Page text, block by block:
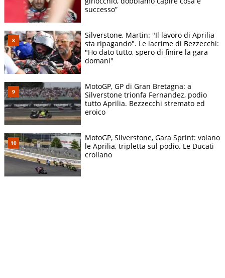
successo”
Silverstone, Martin: "Il lavoro di Aprilia
sta ripagando". Le lacrime di Bezzecchi:
"Ho dato tutto, spero di finire la gara
domani"
MotoGP, GP di Gran Bretagna: a
Silverstone trionfa Fernandez, podio
tutto Aprilia. Bezzecchi stremato ed
eroico
MotoGP, Silverstone, Gara Sprint: volano
le Aprilia, tripletta sul podio. Le Ducati
crollano